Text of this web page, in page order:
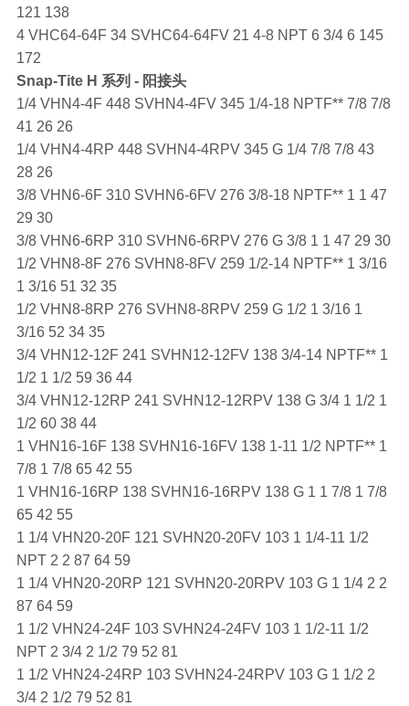
121 138
4 VHC64-64F 34 SVHC64-64FV 21 4-8 NPT 6 3/4 6 145
172
Snap-Tite H 系列 - 阳接头
1/4 VHN4-4F 448 SVHN4-4FV 345 1/4-18 NPTF** 7/8 7/8
41 26 26
1/4 VHN4-4RP 448 SVHN4-4RPV 345 G 1/4 7/8 7/8 43
28 26
3/8 VHN6-6F 310 SVHN6-6FV 276 3/8-18 NPTF** 1 1 47
29 30
3/8 VHN6-6RP 310 SVHN6-6RPV 276 G 3/8 1 1 47 29 30
1/2 VHN8-8F 276 SVHN8-8FV 259 1/2-14 NPTF** 1 3/16
1 3/16 51 32 35
1/2 VHN8-8RP 276 SVHN8-8RPV 259 G 1/2 1 3/16 1
3/16 52 34 35
3/4 VHN12-12F 241 SVHN12-12FV 138 3/4-14 NPTF** 1
1/2 1 1/2 59 36 44
3/4 VHN12-12RP 241 SVHN12-12RPV 138 G 3/4 1 1/2 1
1/2 60 38 44
1 VHN16-16F 138 SVHN16-16FV 138 1-11 1/2 NPTF** 1
7/8 1 7/8 65 42 55
1 VHN16-16RP 138 SVHN16-16RPV 138 G 1 1 7/8 1 7/8
65 42 55
1 1/4 VHN20-20F 121 SVHN20-20FV 103 1 1/4-11 1/2
NPT 2 2 87 64 59
1 1/4 VHN20-20RP 121 SVHN20-20RPV 103 G 1 1/4 2 2
87 64 59
1 1/2 VHN24-24F 103 SVHN24-24FV 103 1 1/2-11 1/2
NPT 2 3/4 2 1/2 79 52 81
1 1/2 VHN24-24RP 103 SVHN24-24RPV 103 G 1 1/2 2
3/4 2 1/2 79 52 81